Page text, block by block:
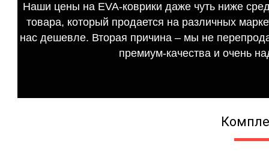
Наши цены на EVA-коврики даже чуть ниже
товара, который продается на различных
нас дешевле. Вторая причина – мы не
премиум-качества и очень